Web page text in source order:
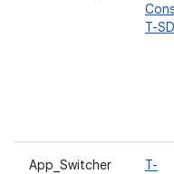
T-
App_Switcher
T-